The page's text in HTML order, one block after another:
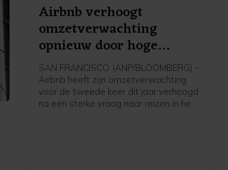
Airbnb verhoogt
omzetverwachting
opnieuw door hoge
reisvraag
SAN FRANCISCO (ANP/BLOOMBERG) -
Airbnb heeft zijn omzetverwachting
voor de tweede keer dit jaar verhoogd
na een sterke vraag naar reizen in het